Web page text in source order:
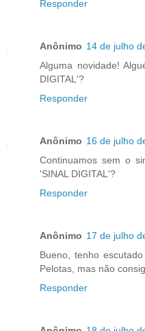
Responder
Anônimo 14 de julho
Alguma novidade!
DIGITAL'?
Responder
Anônimo 16 de julho
Continuamos sem o
'SINAL DIGITAL'?
Responder
Anônimo 17 de julho
Bueno, tenho
Pelotas, mas não
Responder